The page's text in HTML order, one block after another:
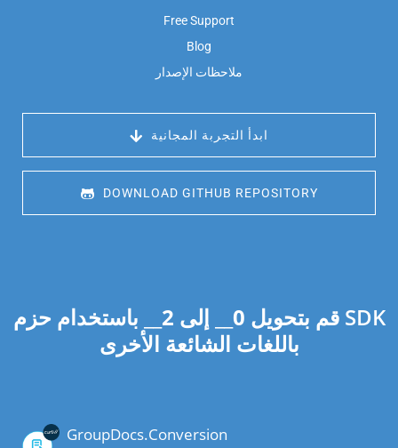
Free Support
Blog
ملاحظات الإصدار
ابدأ التجربة المجانية
DOWNLOAD GITHUB REPOSITORY
قم بتحويل 0 __ إلى 2 __ باستخدام حزم SDK
باللغات الشائعة الأخرى
GroupDocs.Conversion